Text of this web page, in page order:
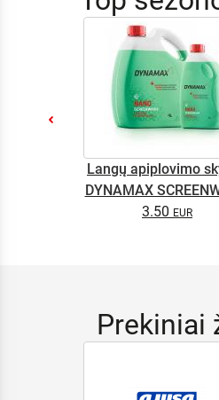
Langų apiplovimo
DYNAMAX
NANO 4l
3.50
Prekiniai